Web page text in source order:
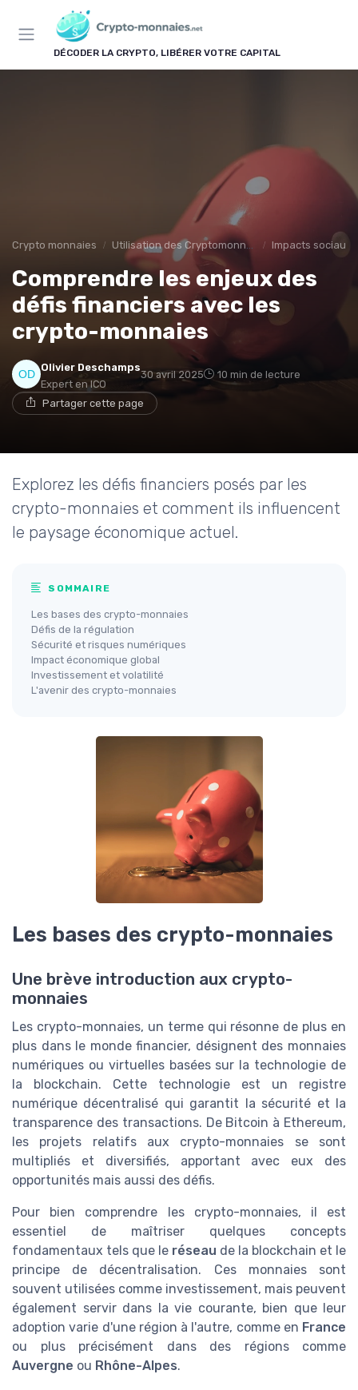
DÉCODER LA CRYPTO, LIBÉRER VOTRE CAPITAL
Crypto monnaies Utilisation des Cryptomonnaies Impacts sociaux
Comprendre les enjeux des
défis financiers avec les
crypto-monnaies
Olivier Deschamps
Expert en ICO
30 avril 2025 10 min de lecture
Partager cette page
Explorez les défis financiers posés par les
crypto-monnaies et comment ils influencent
le paysage économique actuel.
SOMMAIRE
Les bases des crypto-monnaies
Défis de la régulation
Sécurité et risques numériques
Impact économique global
Investissement et volatilité
L'avenir des crypto-monnaies
Les bases des crypto-monnaies
Une brève introduction aux crypto-
monnaies
Les crypto-monnaies, un terme qui résonne de plus en
plus dans le monde financier, désignent des monnaies
numériques ou virtuelles basées sur la technologie de
la blockchain. Cette technologie est un registre
numérique décentralisé qui garantit la sécurité et la
transparence des transactions. De Bitcoin à Ethereum,
les projets relatifs aux crypto-monnaies se sont
multipliés et diversifiés, apportant avec eux des
opportunités mais aussi des défis.
Pour bien comprendre les crypto-monnaies, il est
essentiel de maîtriser quelques concepts
fondamentaux tels que le réseau de la blockchain et le
principe de décentralisation. Ces monnaies sont
souvent utilisées comme investissement, mais peuvent
également servir dans la vie courante, bien que leur
adoption varie d'une région à l'autre, comme en France
ou plus précisément dans des régions comme
Auvergne ou Rhône-Alpes.
Panneau de gestion des cookies